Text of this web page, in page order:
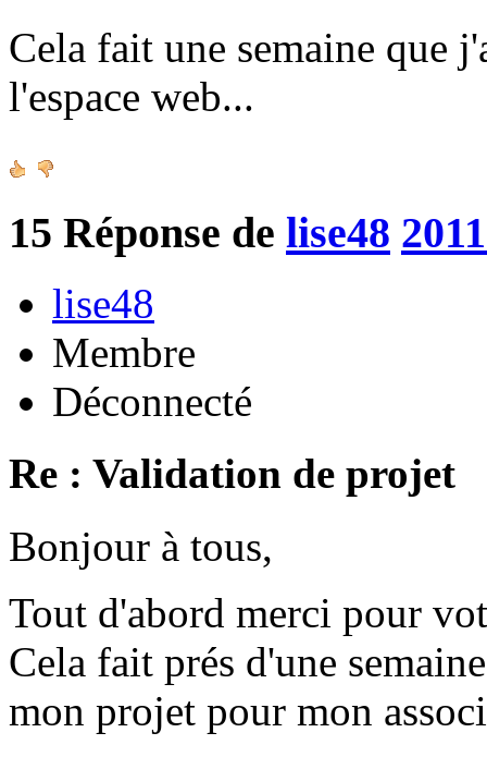
Cela fait une semaine que
l'espace web...
15 Réponse de lise48
lise48
Membre
Déconnecté
Re : Validation de projet
Bonjour à tous,
Tout d'abord merci pour
Cela fait prés d'une
mon projet pour mon